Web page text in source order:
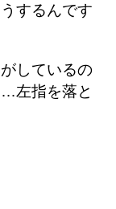
するんです
しているの
左指を落と